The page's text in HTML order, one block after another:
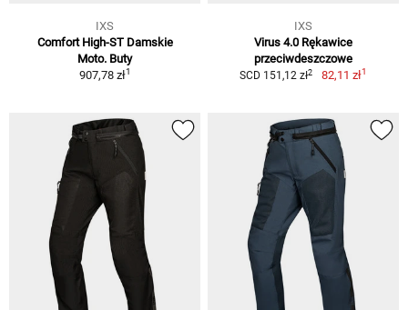
IXS
Comfort High-ST Damskie
Moto. Buty
907,78 zł1
IXS
Virus 4.0 Rękawice
przeciwdeszczowe
SCD 151,12 zł2 82,11 zł1